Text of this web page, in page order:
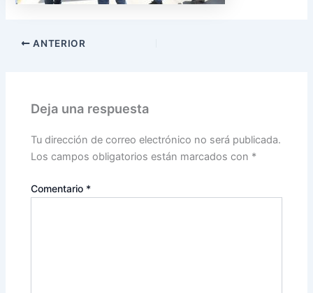
ANTERIOR
Deja una respuesta
Tu dirección de correo electrónico no será publicada.
Los campos obligatorios están marcados con *
Comentario *